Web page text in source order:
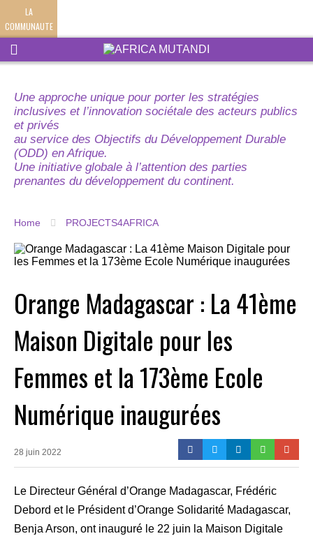
LA
COMMUNAUTE
Une approche unique pour porter les stratégies
inclusives et l’innovation sociétale des acteurs publics
et privés
au service des Objectifs du Développement Durable
(ODD) en Afrique.
Une initiative globale à l’attention des parties
prenantes du développement du continent.
Home PROJECTS4AFRICA
Orange Madagascar : La 41ème
Maison Digitale pour les
Femmes et la 173ème Ecole
Numérique inaugurées
28 juin 2022
Le Directeur Général d’Orange Madagascar, Frédéric
Debord et le Président d’Orange Solidarité Madagascar,
Benja Arson, ont inauguré le 22 juin la Maison Digitale